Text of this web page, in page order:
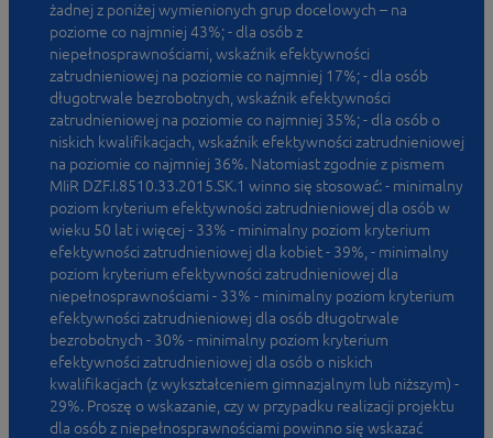
żadnej z poniżej wymienionych grup docelowych – na
poziome co najmniej 43%; - dla osób z
niepełnosprawnościami, wskaźnik efektywności
zatrudnieniowej na poziomie co najmniej 17%; - dla osób
długotrwale bezrobotnych, wskaźnik efektywności
zatrudnieniowej na poziomie co najmniej 35%; - dla osób o
niskich kwalifikacjach, wskaźnik efektywności zatrudnieniowej
na poziomie co najmniej 36%. Natomiast zgodnie z pismem
MIiR DZF.I.8510.33.2015.SK.1 winno się stosować: - minimalny
poziom kryterium efektywności zatrudnieniowej dla osób w
wieku 50 lat i więcej - 33% - minimalny poziom kryterium
efektywności zatrudnieniowej dla kobiet - 39%, - minimalny
poziom kryterium efektywności zatrudnieniowej dla
niepełnosprawnościami - 33% - minimalny poziom kryterium
efektywności zatrudnieniowej dla osób długotrwale
bezrobotnych - 30% - minimalny poziom kryterium
efektywności zatrudnieniowej dla osób o niskich
kwalifikacjach (z wykształceniem gimnazjalnym lub niższym) -
29%. Proszę o wskazanie, czy w przypadku realizacji projektu
dla osób z niepełnosprawnościami powinno się wskazać